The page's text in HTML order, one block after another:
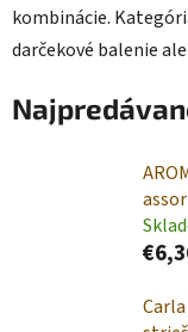
kombinácie.
darčekové balenie